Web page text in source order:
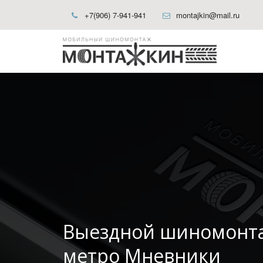
+7(906) 7-941-941 montajkin@mail.ru
Выездной
метро Мневники